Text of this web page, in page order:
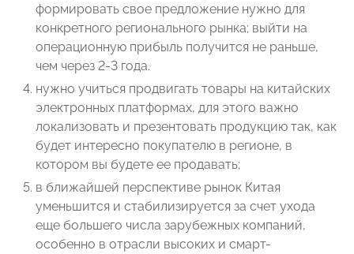
формировать свое предложение нужно для
конкретного регионального рынка; выйти на
операционную прибыль получится не раньше,
чем через 2-3 года.
нужно учиться продвигать товары на китайских
электронных платформах, для этого важно
локализовать и презентовать продукцию так, как
будет интересно покупателю в регионе, в
котором вы будете ее продавать;
в ближайшей перспективе рынок Китая
уменьшится и стабилизируется за счет ухода
еще большего числа зарубежных компаний,
особенно в отрасли высоких и смарт-